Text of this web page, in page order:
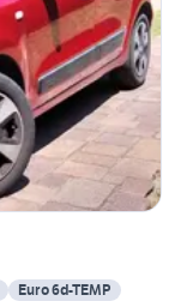
Euro 6d-TEMP